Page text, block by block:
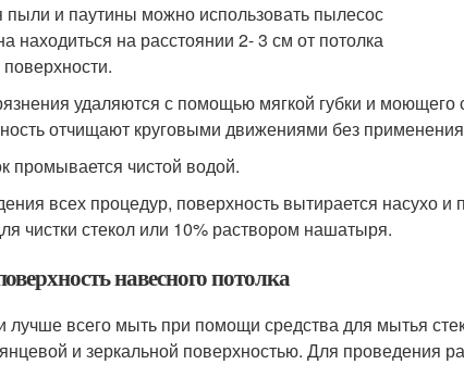
пыли и паутины можно использовать пылесос
находиться на расстоянии 2- 3 см от потолка
удаляются с помощью мягкой губки и моющего
отчищают круговыми движениями без
промывается чистой водой.
всех процедур, поверхность вытирается насухо
чистки стекол или 10% раствором нашатыря.
навесного потолка
лучше всего мыть при помощи средства для мытья
и зеркальной поверхностью. Для проведения